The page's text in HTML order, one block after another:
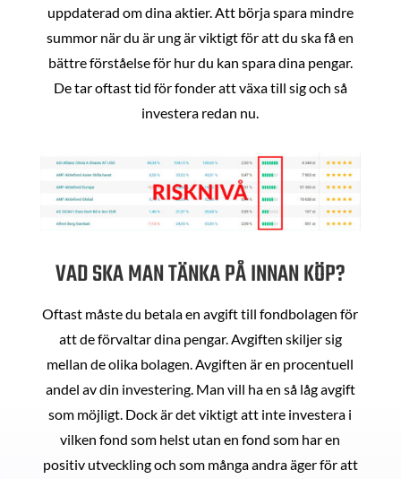
uppdaterad om dina aktier. Att börja spara mindre
summor när du är ung är viktigt för att du ska få en
bättre förståelse för hur du kan spara dina pengar.
De tar oftast tid för fonder att växa till sig och så
investera redan nu.
VAD SKA MAN TÄNKA PÅ INNAN KÖP?
Oftast måste du betala en avgift till fondbolagen för
att de förvaltar dina pengar. Avgiften skiljer sig
mellan de olika bolagen. Avgiften är en procentuell
andel av din investering. Man vill ha en så låg avgift
som möjligt. Dock är det viktigt att inte investera i
vilken fond som helst utan en fond som har en
positiv utveckling och som många andra äger för att